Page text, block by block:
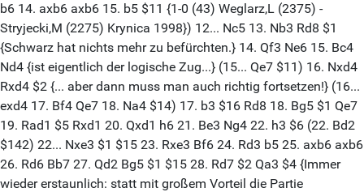
b6 14. axb6 axb6 15. b5 $11 {1-0 (43) Weglarz,L (2375) -
Stryjecki,M (2275) Krynica 1998}) 12... Nc5 13. Nb3 Rd8 $1
{Schwarz hat nichts mehr zu befürchten.} 14. Qf3 Ne6 15. Bc4
Nd4 {ist eigentlich der logische Zug...} (15... Qe7 $11) 16. Nxd4
Rxd4 $2 {... aber dann muss man auch richtig fortsetzen!} (16...
exd4 17. Bf4 Qe7 18. Na4 $14) 17. b3 $16 Rd8 18. Bg5 $1 Qe7
19. Rad1 $5 Rxd1 20. Qxd1 h6 21. Be3 Ng4 22. h3 $6 (22. Bd2
$142) 22... Nxe3 $1 $15 23. Rxe3 Bf6 24. Rd3 b5 25. axb6 axb6
26. Rd6 Bb7 27. Qd2 Bg5 $1 $15 28. Rd7 $2 Qa3 $4 {Immer
wieder erstaunlich: statt mit großem Vorteil die Partie